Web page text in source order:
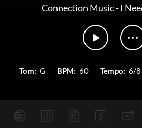
Connection Music-I
Tom: G BPM: 60 Tempo: 6/8